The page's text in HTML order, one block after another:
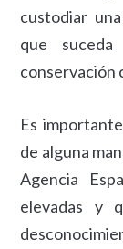
custodiar
que
conservación
Es
de alguna
Agencia
elevadas y